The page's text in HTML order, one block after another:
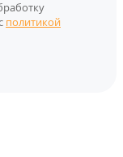
политикой